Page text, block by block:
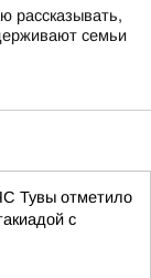
рассказывать,
семьи
Тувы отметило
с